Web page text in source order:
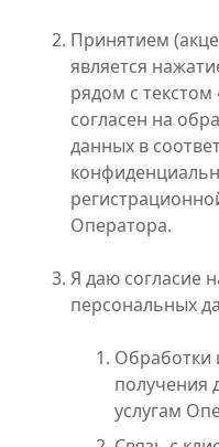
Принятием
является
рядом с
согласен на
данных в
Оператора.
Я даю согласие
персональных
Обработки
получения
услугам